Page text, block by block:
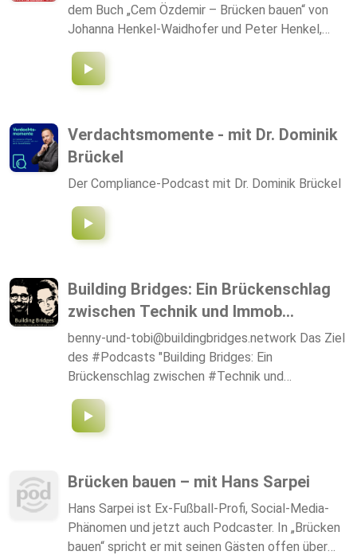
dem Buch „Cem Özdemir – Brücken bauen“ von
Johanna Henkel-Waidhofer und Peter Henkel,
gelesen vom Landtagsabgeordneten Ralf
Nentwich. Cem Özdemir gehört zu den
profiliertesten Stimmen der deutschen Politik.
Brückenbauen“, dann weiß er, wovon er spricht –
denn er stand selbst oft zwischen den Welten.
Ein herzlicher Dank geht an den Bonifatius Verlag
für die Möglichkeit, die Buchtexte verwenden zu
Verdachtsmomente - mit Dr. Dominik
Brückel
Der Compliance-Podcast mit Dr. Dominik Brückel
Building Bridges: Ein Brückenschlag
zwischen Technik und Immob...
benny-und-tobi@buildingbridges.network Das Ziel
des #Podcasts "Building Bridges: Ein
Brückenschlag zwischen #Technik und
#Immobilien" ist es, eine Verbindung zwischen
zwei Branchen herzustellen, die oft als
unvereinbar angesehen werden: der Technologie
Experten und Fachleute aus beiden Bereichen
zusammenbringen, um Ideen und #Innovationen
auszutauschen und zu diskutieren, wie
Technologie und Immobilien zusammenarbeiten
können, um bessere Ergebnisse für Nutzer,
Brücken bauen – mit Hans Sarpei
Hans Sarpei ist Ex-Fußball-Profi, Social-Media-
Phänomen und jetzt auch Podcaster. In „Brücken
bauen“ spricht er mit seinen Gästen offen über